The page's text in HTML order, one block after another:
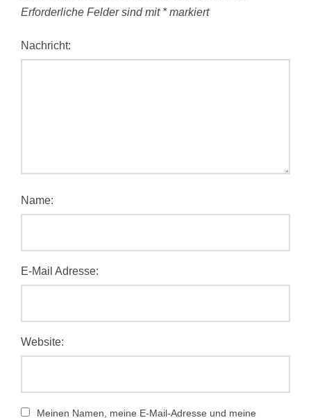
Erforderliche Felder sind mit *markiert
Nachricht:
Name:
E-Mail Adresse:
Website:
Meinen Namen, meine E-Mail-Adresse und meine